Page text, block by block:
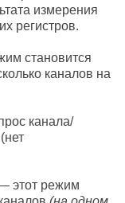
измерения
регистров.
становится
каналов на
канала/
этот режим